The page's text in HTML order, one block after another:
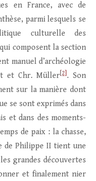
en France, avec de
parmi lesquels se
culturelle des
composent la section
manuel d’archéologie
et Chr. Müller [2] . Son
sur la manière dont
se sont exprimés dans
et dans des moments-
de paix : la chasse,
de Philippe II tient une
grandes découvertes
et finalement nier